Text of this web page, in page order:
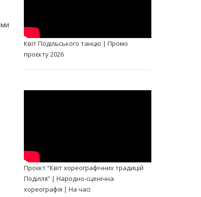
Квіт Подільського танцю | Промо
проєкту 2026
Проєкт “Квіт хореографічних традицій
Поділля” | Народно-сценічна
хореографія | На часі